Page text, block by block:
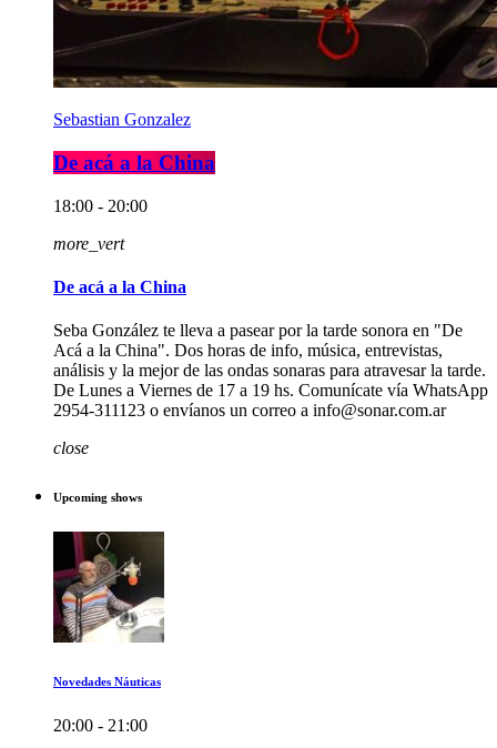
Sebastian Gonzalez
De acá a la China
18:00 - 20:00
more_vert
De acá a la China
Seba González te lleva a pasear por la tarde sonora en "De
Acá a la China". Dos horas de info, música, entrevistas,
análisis y la mejor de las ondas sonaras para atravesar la tarde.
De Lunes a Viernes de 17 a 19 hs. Comunícate vía WhatsApp
2954-311123 o envíanos un correo a info@sonar.com.ar
close
Upcoming shows
Novedades Náuticas
20:00 - 21:00